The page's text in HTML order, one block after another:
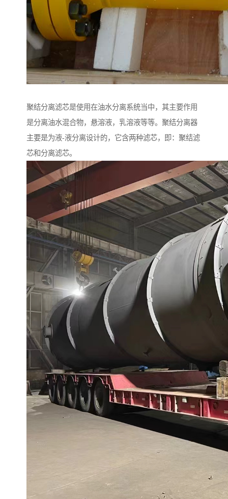
聚结分离滤芯是使用在油水分离系统当中，其主要作用
是分离油水混合物，悬溶液，乳溶液等等。聚结分离器
主要是为液-液分离设计的，它含两种滤芯，即：聚结滤
芯和分离滤芯。